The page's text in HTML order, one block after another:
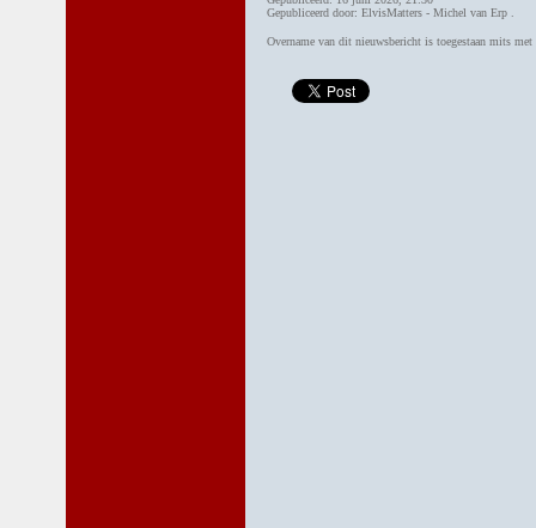
Gepubliceerd door: ElvisMatters - Michel van Erp .
Overname van dit nieuwsbericht is toegestaan mits